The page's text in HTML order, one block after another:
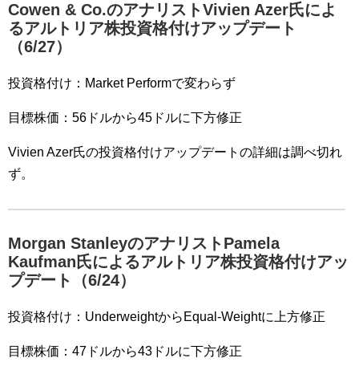
Cowen & Co.のアナリストVivien Azer氏によ
るアルトリア株投資格付けアップデート
（6/27）
投資格付け：Market Performで変わらず
目標株価：56ドルから45ドルに下方修正
Vivien Azer氏の投資格付けアップデートの詳細は調べ切れ
ず。
Morgan StanleyのアナリストPamela
Kaufman氏によるアルトリア株投資格付けアッ
プデート（6/24）
投資格付け：UnderweightからEqual-Weightに上方修正
目標株価：47ドルから43ドルに下方修正